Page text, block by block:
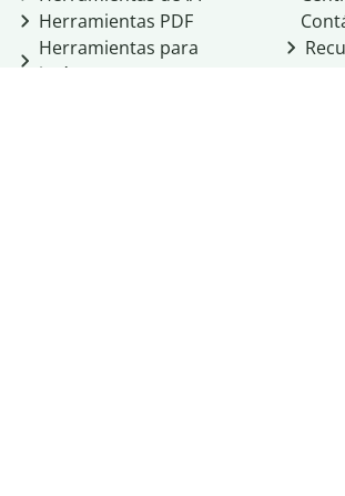
Herramientas PDF
Herramientas para
imágenes